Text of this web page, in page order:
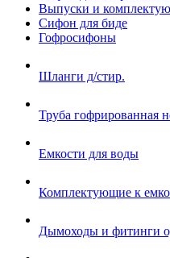
Выпуски и
Сифон для биде
Гофросифоны
Шланги д/стир.
Труба гофрированная
Емкости для воды
Комплектующие к
Дымоходы и фитинги